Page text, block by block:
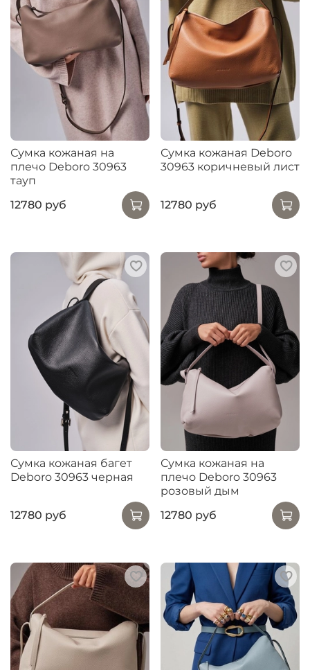
Сумка кожаная на
плечо Deboro 30963
тауп
12780 руб
Сумка кожаная Deboro
30963 коричневый лист
12780 руб
Сумка кожаная багет
Deboro 30963 черная
12780 руб
Сумка кожаная на
плечо Deboro 30963
розовый дым
12780 руб